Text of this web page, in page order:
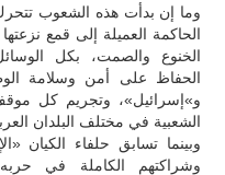
وما إن بدأت هذه الشعوب
الحاكمة العميلة إلى قمع
الخنوع والصمت، بكل
الحفاظ على أمن وسلامة
و»إسرائيل»، وتجريم كل
الشعبية في مختلف البلدان
وبينما تسابق حلفاء الكيان
وشراكتهم الكاملة في